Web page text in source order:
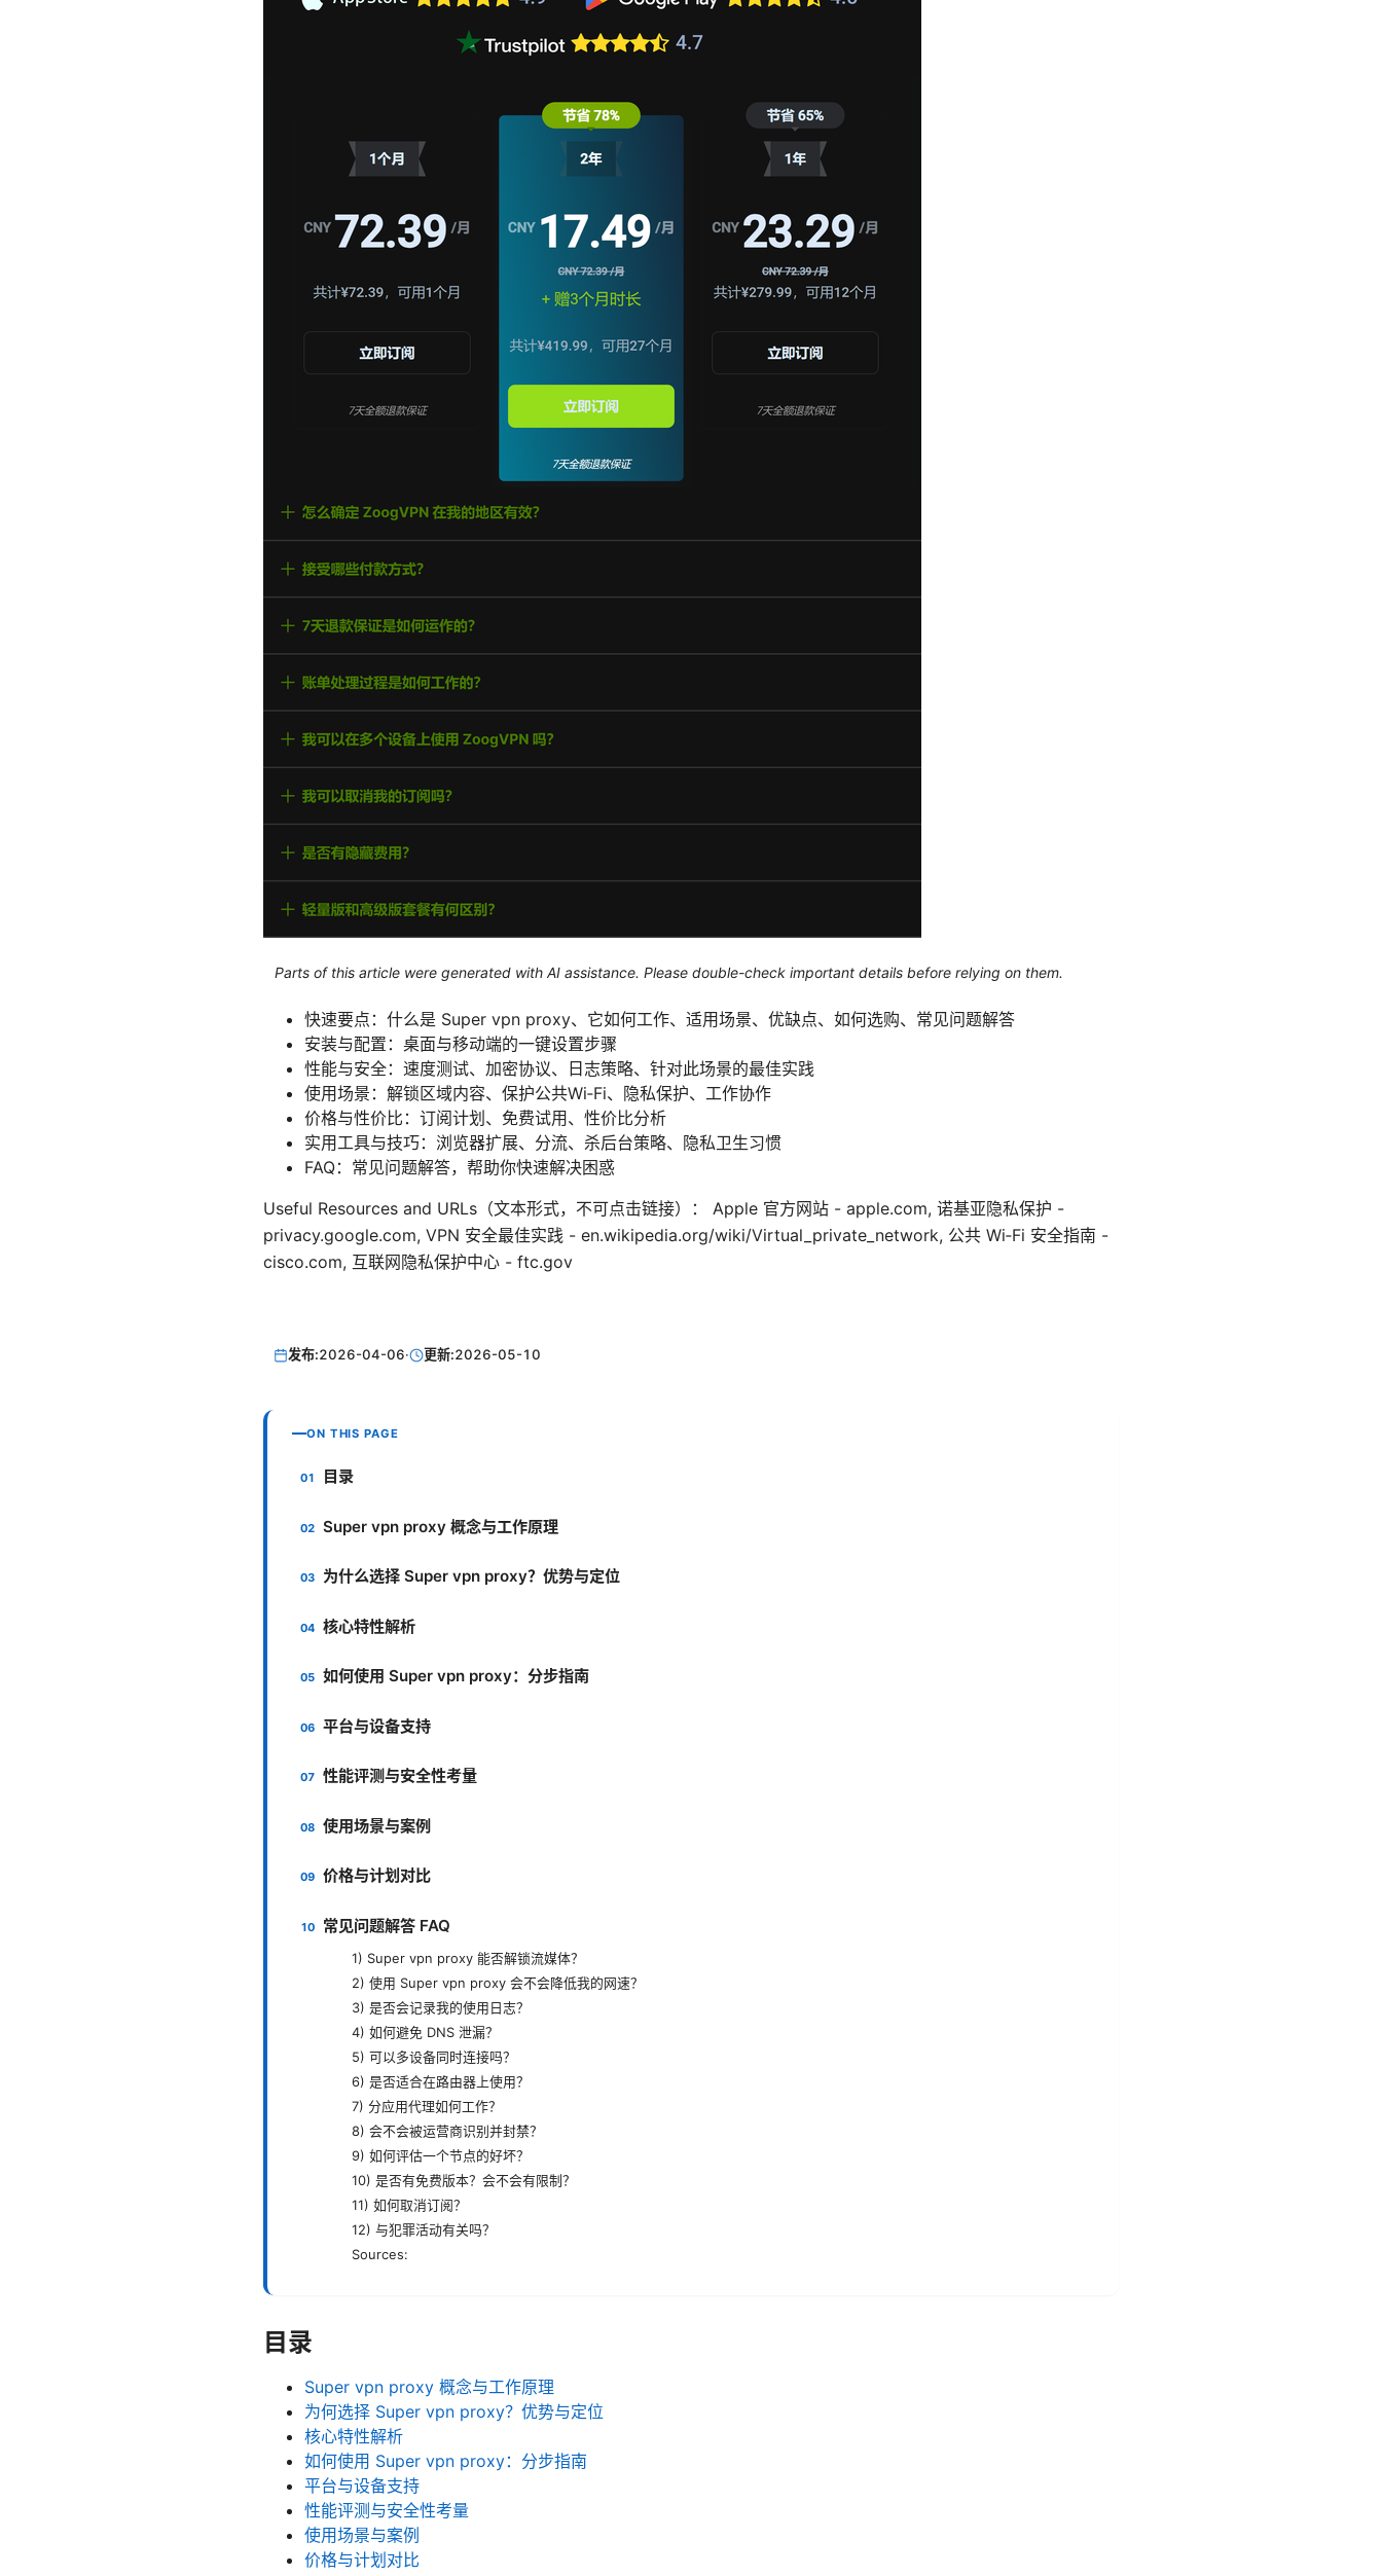
Parts of this article were generated with AI assistance. Please double-check important details before relying on them.
快速要点：什么是 Super vpn proxy、它如何工作、适用场景、优缺点、如何选购、常见问题解答
安装与配置：桌面与移动端的一键设置步骤
性能与安全：速度测试、加密协议、日志策略、针对此场景的最佳实践
使用场景：解锁区域内容、保护公共Wi‑Fi、隐私保护、工作协作
价格与性价比：订阅计划、免费试用、性价比分析
实用工具与技巧：浏览器扩展、分流、杀后台策略、隐私卫生习惯
FAQ：常见问题解答，帮助你快速解决困惑
Useful Resources and URLs（文本形式，不可点击链接）： Apple 官方网站 - apple.com, 诺基亚隐私保护 -
privacy.google.com, VPN 安全最佳实践 - en.wikipedia.org/wiki/Virtual_private_network, 公共 Wi‑Fi 安全指南 -
cisco.com, 互联网隐私保护中心 - ftc.gov
发布:2026-04-06· 更新:2026-05-10
ON THIS PAGE
目录
Super vpn proxy 概念与工作原理
为什么选择 Super vpn proxy？优势与定位
核心特性解析
如何使用 Super vpn proxy：分步指南
平台与设备支持
性能评测与安全性考量
使用场景与案例
价格与计划对比
常见问题解答 FAQ
1) Super vpn proxy 能否解锁流媒体？
2) 使用 Super vpn proxy 会不会降低我的网速？
3) 是否会记录我的使用日志？
4) 如何避免 DNS 泄漏？
5) 可以多设备同时连接吗？
6) 是否适合在路由器上使用？
7) 分应用代理如何工作？
8) 会不会被运营商识别并封禁？
9) 如何评估一个节点的好坏？
10) 是否有免费版本？会不会有限制？
11) 如何取消订阅？
12) 与犯罪活动有关吗？
Sources:
目录
Super vpn proxy 概念与工作原理
为何选择 Super vpn proxy？优势与定位
核心特性解析
如何使用 Super vpn proxy：分步指南
平台与设备支持
性能评测与安全性考量
使用场景与案例
价格与计划对比